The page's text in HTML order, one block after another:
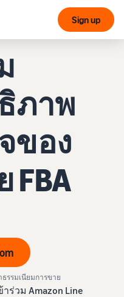
Sign up
ภาพ
ของ
ธรรมเนียมการขาย
ร่วม Amazon Line